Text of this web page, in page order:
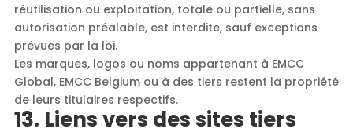
réutilisation ou exploitation, totale ou partielle, sans
autorisation préalable, est interdite, sauf exceptions
prévues par la loi.
Les marques, logos ou noms appartenant à EMCC
Global, EMCC Belgium ou à des tiers restent la propriété
de leurs titulaires respectifs.
13. Liens vers des sites tiers